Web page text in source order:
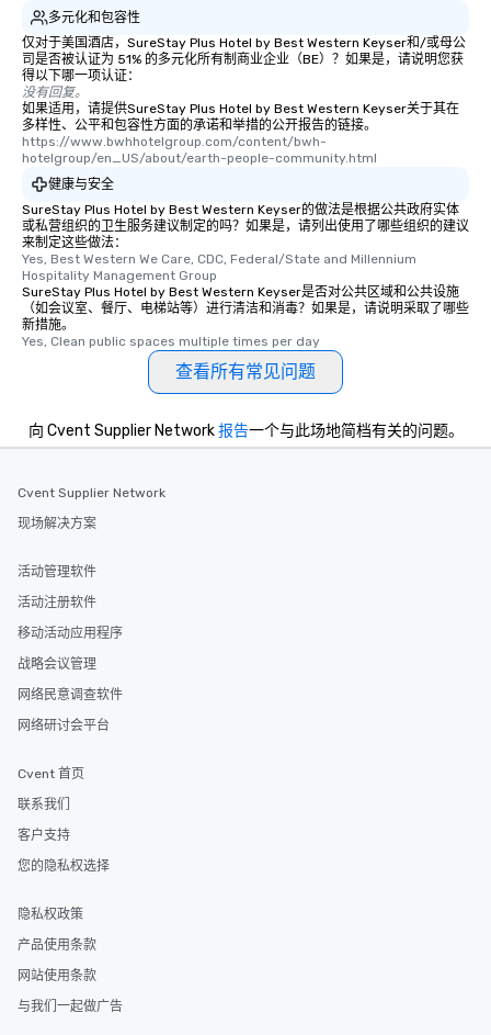
多元化和包容性
仅对于美国酒店，SureStay Plus Hotel by Best Western Keyser和/或母公
司是否被认证为 51% 的多元化所有制商业企业（BE）？如果是，请说明您获
得以下哪一项认证：
没有回复。
如果适用，请提供SureStay Plus Hotel by Best Western Keyser关于其在
多样性、公平和包容性方面的承诺和举措的公开报告的链接。
https://www.bwhhotelgroup.com/content/bwh-
hotelgroup/en_US/about/earth-people-community.html
健康与安全
SureStay Plus Hotel by Best Western Keyser的做法是根据公共政府实体
或私营组织的卫生服务建议制定的吗？如果是，请列出使用了哪些组织的建议
来制定这些做法：
Yes, Best Western We Care, CDC, Federal/State and Millennium
Hospitality Management Group
SureStay Plus Hotel by Best Western Keyser是否对公共区域和公共设施
（如会议室、餐厅、电梯站等）进行清洁和消毒？如果是，请说明采取了哪些
新措施。
Yes, Clean public spaces multiple times per day
查看所有常见问题
向 Cvent Supplier Network报告一个与此场地简档有关的问题。
Cvent Supplier Network
现场解决方案
活动管理软件
活动注册软件
移动活动应用程序
战略会议管理
网络民意调查软件
网络研讨会平台
Cvent 首页
联系我们
客户支持
您的隐私权选择
隐私权政策
产品使用条款
网站使用条款
与我们一起做广告